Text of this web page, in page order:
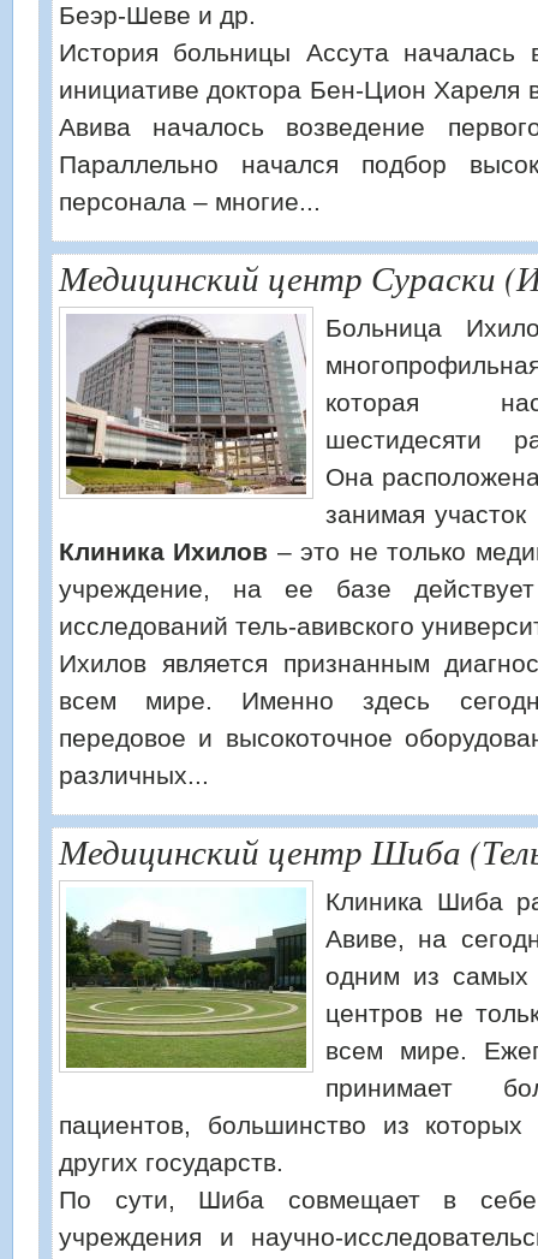
Беэр-Шеве и др.
История больницы Ассута началась
инициативе доктора Бен-Цион Хареля
Авива началось возведение
Параллельно начался подбор
персонала – многие...
Медицинский центр Сураски
Больница
которая
шестидесяти
Она
занимая
Клиника Ихилов – это не только
учреждение, на ее базе действует
исследований тель-авивского
Ихилов является признанным
всем мире. Именно здесь
передовое и высокоточное
различных...
Медицинский центр Шиба
Клиника Шиба
Авиве, на
одним из самых
центров не
всем мире.
принимает
пациентов, большинство из которых
других государств.
По сути, Шиба совмещает в себе
учреждения и научно-